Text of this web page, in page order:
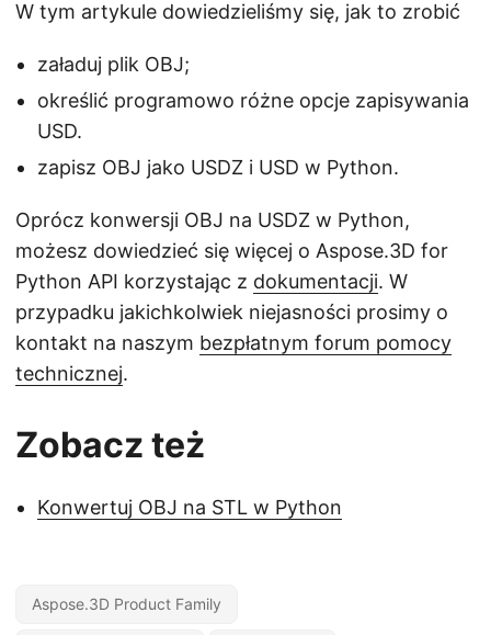
W tym artykule dowiedzieliśmy się, jak to zrobić
załaduj plik OBJ;
określić programowo różne opcje zapisywania
USD.
zapisz OBJ jako USDZ i USD w Python.
Oprócz konwersji OBJ na USDZ w Python,
możesz dowiedzieć się więcej o Aspose.3D for
Python API korzystając z dokumentacji. W
przypadku jakichkolwiek niejasności prosimy o
kontakt na naszym bezpłatnym forum pomocy
technicznej.
Zobacz też
Konwertuj OBJ na STL w Python
Aspose.3D Product Family